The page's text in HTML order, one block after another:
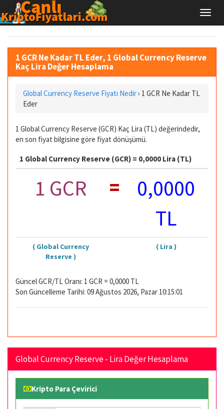
1 GCR Ne Kadar TL Eder, 1 Global Currency Reserve
Kaç Lira Değer Hesaplama
Global Currency Reserve Fiyatı Nedir› 1 GCR Ne Kadar TL
Eder
1 Global Currency Reserve (GCR) Kaç Lira (TL) değerindedir,
en son fiyat bilgisine göre fiyat dönüşümü.
1 Global Currency Reserve (GCR) = 0,0000 Lira (TL)
1 GCR =
0,0000
TL
( Global Currency
Reserve )
( Lira )
Güncel GCR/TL Oranı: 1 GCR = 0,0000 TL
Son Güncelleme Tarihi: 09 Ağustos 2026, Pazar 10:15:01
Global Currency Reserve - Lira Değer Hesaplama
Kripto Para Çevirici